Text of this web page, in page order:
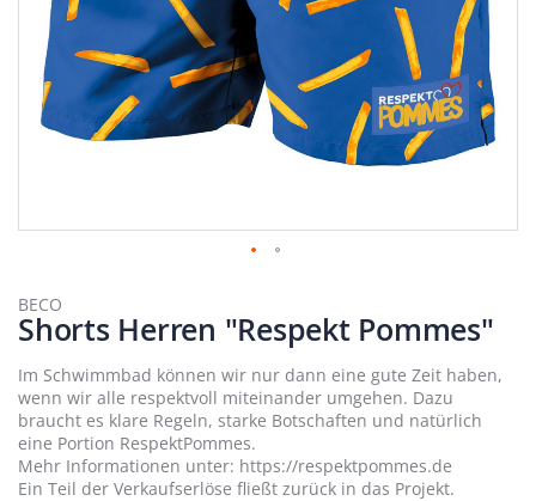
Anfang
der
Bildergalerie
springen
BECO
Shorts Herren "Respekt Pommes"
Im Schwimmbad können wir nur dann eine gute Zeit haben,
wenn wir alle respektvoll miteinander umgehen. Dazu
braucht es klare Regeln, starke Botschaften und natürlich
eine Portion RespektPommes.
Mehr Informationen unter: https://respektpommes.de
Ein Teil der Verkaufserlöse fließt zurück in das Projekt.